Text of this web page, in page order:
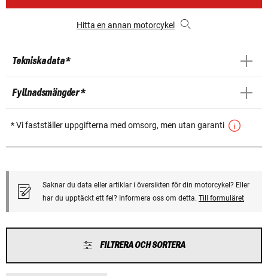
Hitta en annan motorcykel
Tekniska data *
Fyllnadsmängder *
* Vi fastställer uppgifterna med omsorg, men utan garanti
Saknar du data eller artiklar i översikten för din motorcykel? Eller
har du upptäckt ett fel? Informera oss om detta. Till formuläret
FILTRERA OCH SORTERA